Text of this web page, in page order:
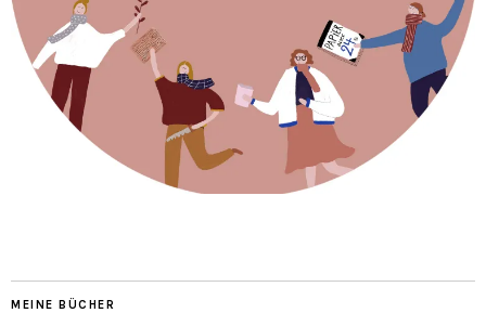
MEINE BÜCHER